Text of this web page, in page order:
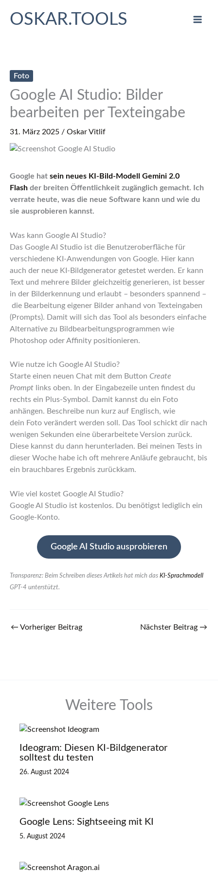
InhaltOSKAR.TOOLS
Foto
Google AI Studio: Bilder
bearbeiten per Texteingabe
31. März 2025 / Oskar Vitlif
Google hat sein neues KI-Bild-Modell Gemini 2.0
Flash der breiten Öffentlichkeit zugänglich gemacht. Ich
verrate heute, was die neue Software kann und wie du
sie ausprobieren kannst.
Was kann Google AI Studio?
Das Google AI Studio ist die Benutzeroberfläche für
verschiedene KI-Anwendungen von Google. Hier kann
auch der neue KI-Bildgenerator getestet werden. Er kann
Text und mehrere Bilder gleichzeitig generieren, ist besser
in der Bilderkennung und erlaubt – besonders spannend –
die Bearbeitung eigener Bilder anhand von Texteingaben
(Prompts). Damit will sich das Tool als besonders einfache
Alternative zu Bildbearbeitungsprogrammen wie
Photoshop oder Affinity positionieren.
Wie nutze ich Google AI Studio?
Starte einen neuen Chat mit dem Button Create
Prompt links oben. In der Eingabezeile unten findest du
rechts ein Plus-Symbol. Damit kannst du ein Foto
anhängen. Beschreibe nun kurz auf Englisch, wie
dein Foto verändert werden soll. Das Tool schickt dir nach
wenigen Sekunden eine überarbeitete Version zurück.
Diese kannst du dann herunterladen. Bei meinen Tests in
dieser Woche habe ich oft mehrere Anläufe gebraucht, bis
ein brauchbares Ergebnis zurückkam.
Wie viel kostet Google AI Studio?
Google AI Studio ist kostenlos. Du benötigst lediglich ein
Google-Konto.
Google AI Studio ausprobieren
Transparenz: Beim Schreiben dieses Artikels hat mich das KI-Sprachmodell
GPT-4 unterstützt.
← Vorheriger Beitrag Nächster Beitrag →
Weitere Tools
Ideogram: Diesen KI-Bildgenerator
solltest du testen
26. August 2024
Google Lens: Sightseeing mit KI
5. August 2024